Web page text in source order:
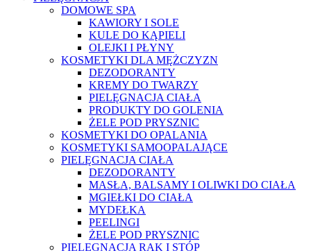
DOMOWE SPA
KAWIORY I SOLE
KULE DO KĄPIELI
OLEJKI I PŁYNY
KOSMETYKI DLA MĘŻCZYZN
DEZODORANTY
KREMY DO TWARZY
PIELĘGNACJA CIAŁA
PRODUKTY DO GOLENIA
ŻELE POD PRYSZNIC
KOSMETYKI DO OPALANIA
KOSMETYKI SAMOOPALAJĄCE
PIELĘGNACJA CIAŁA
DEZODORANTY
MASŁA, BALSAMY I OLIWKI DO CIAŁA
MGIEŁKI DO CIAŁA
MYDEŁKA
PEELINGI
ŻELE POD PRYSZNIC
PIELĘGNACJA RĄK I STÓP